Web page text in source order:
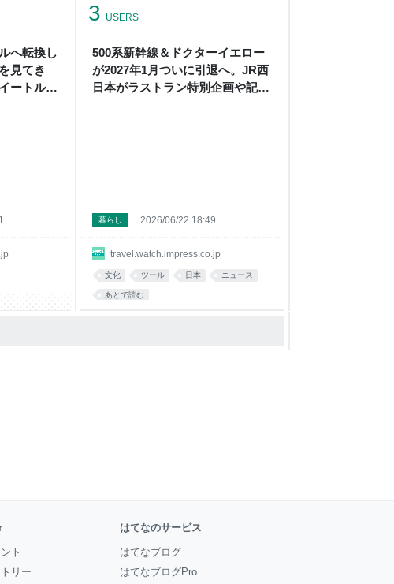
へ転換し
見てき
ートルー
500系新幹線＆ドクターイエロー
が2027年1月ついに引退へ。JR西
日本がラストラン特別企画や記念
3 USERS
travel.watch.impress.co.jp
暮らし 2026/06/22 18:49
文化 ツール 日本 ニュース
あとで読む
ト
リー
はてなのサービス
はてなブログ
はてなブログPro